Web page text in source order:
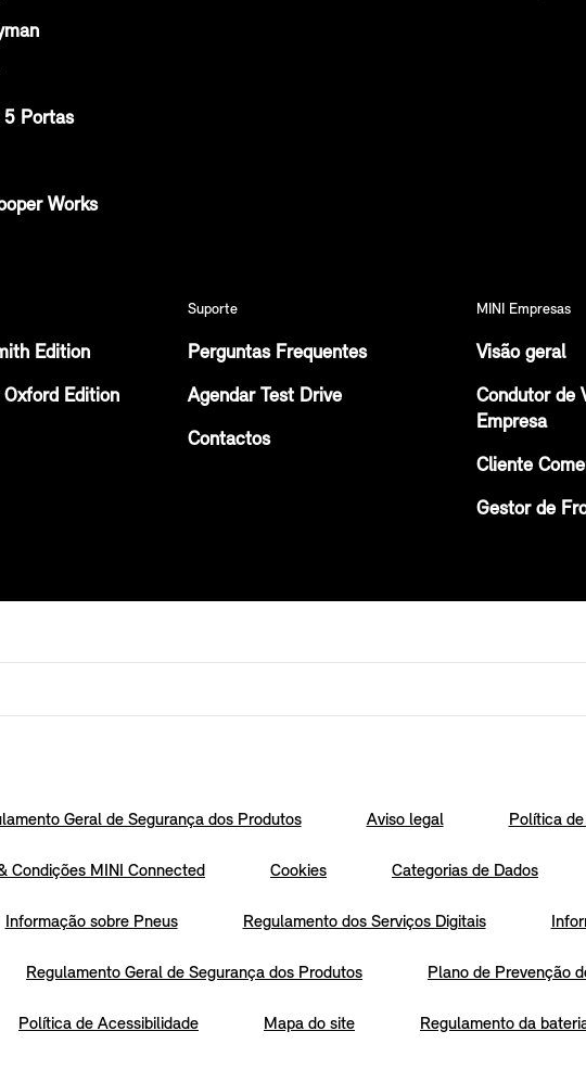
5 Portas
Works
Edition
Oxford Edition
Suporte
Perguntas Frequentes
Agendar Test Drive
Contactos
MINI Empresas
Visão geral
Condutor de
Empresa
Cliente
Gestor de
Geral de Segurança dos Produtos Aviso legal Política
Condições MINI Connected Cookies Categorias de Dados
Informação sobre Pneus Regulamento dos Serviços Digitais
Regulamento Geral de Segurança dos Produtos Plano de Prevenção
Política de Acessibilidade Mapa do site Regulamento da